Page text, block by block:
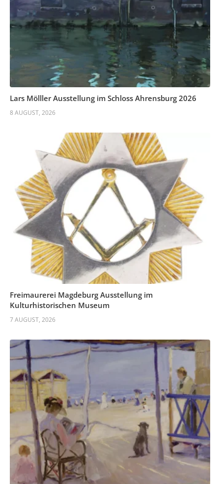
Lars Mölller Ausstellung im Schloss Ahrensburg 2026
8 AUGUST, 2026
Freimaurerei Magdeburg Ausstellung im
Kulturhistorischen Museum
7 AUGUST, 2026